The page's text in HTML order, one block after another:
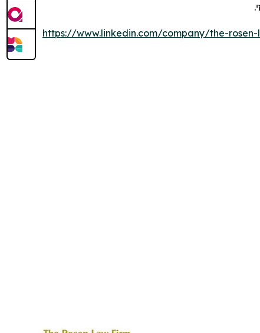
https://www.linkedin.com/company/the-